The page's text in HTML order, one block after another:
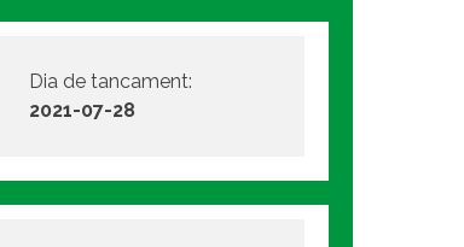
Dia de tancament:
2021-07-28